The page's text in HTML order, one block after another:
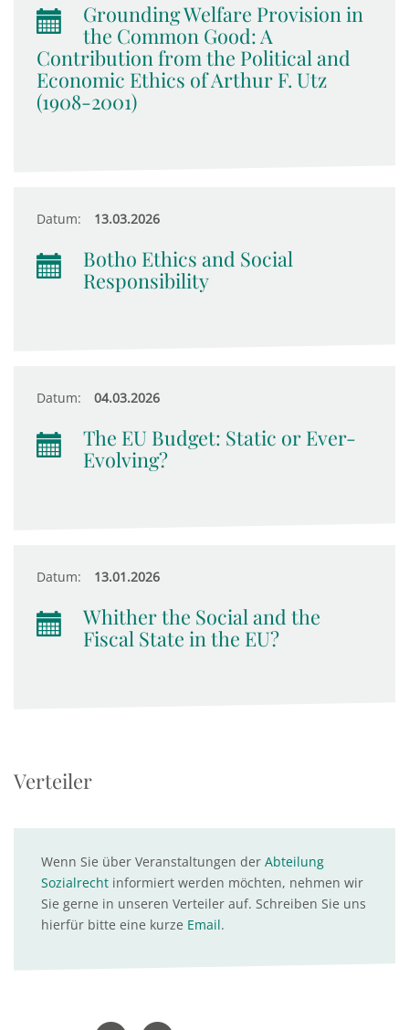
Grounding Welfare Provision in
the Common Good: A
Contribution from the Political and
Economic Ethics of Arthur F. Utz
(1908-2001)
Datum: 13.03.2026
Botho Ethics and Social
Responsibility
Datum: 04.03.2026
The EU Budget: Static or Ever-
Evolving?
Datum: 13.01.2026
Whither the Social and the
Fiscal State in the EU?
Verteiler
Wenn Sie über Veranstaltungen der Abteilung
Sozialrecht informiert werden möchten, nehmen wir
Sie gerne in unseren Verteiler auf. Schreiben Sie uns
hierfür bitte eine kurze Email.